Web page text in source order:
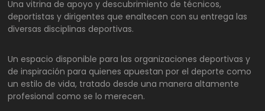
Una vitrina de apoyo y descubrimiento de técnicos,
deportistas y dirigentes que enaltecen con su entrega las
diversas disciplinas deportivas.
Un espacio disponible para las organizaciones deportivas y
de inspiración para quienes apuestan por el deporte como
un estilo de vida, tratado desde una manera altamente
profesional como se lo merecen.